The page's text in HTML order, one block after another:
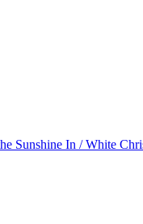
Sunshine In / White